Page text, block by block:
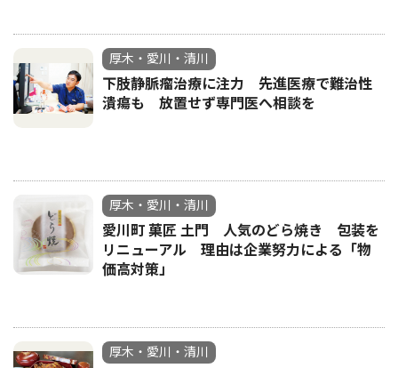
厚木・愛川・清川
下肢静脈瘤治療に注力 先進医療で難治性
潰瘍も 放置せず専門医へ相談を
厚木・愛川・清川
愛川町 菓匠 土門 人気のどら焼き 包装を
リニューアル 理由は企業努力による「物
価高対策」
厚木・愛川・清川